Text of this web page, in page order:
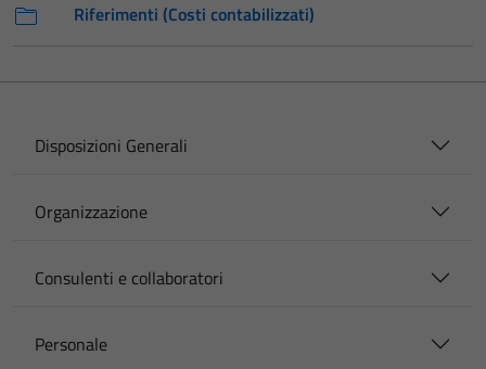
Riferimenti (Costi contabilizzati)
Disposizioni Generali
Organizzazione
Consulenti e collaboratori
Personale